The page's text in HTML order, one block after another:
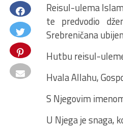
Reisul-ulema
te predvodio
Srebreničana
Hutbu reisul-
Hvala Allahu,
S Njegovim
U Njega je snaga,